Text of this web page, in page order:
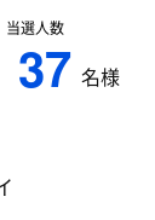
当選人数
37 名様